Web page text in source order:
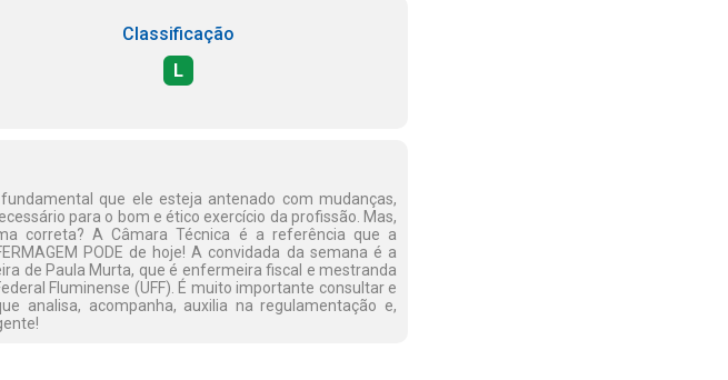
Classificação
L
que ele esteja antenado com mudanças,
para o bom e ético exercício da profissão. Mas,
correta? A Câmara Técnica é a referência que a
PODE de hoje! A convidada da semana é a
de Paula Murta, que é enfermeira fiscal e mestranda
Fluminense (UFF). É muito importante consultar e
analisa, acompanha, auxilia na regulamentação e,